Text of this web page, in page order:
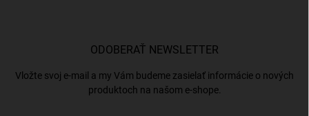
ODOBERAŤ NEWSLETTER
Vložte svoj e-mail a my Vám budeme zasielať informácie o nových
produktoch na našom e-shope.